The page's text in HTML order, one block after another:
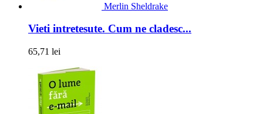
Merlin Sheldrake
Vieti intretesute. Cum ne cladesc...
65,71 lei